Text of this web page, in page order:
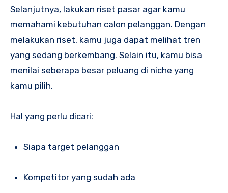
Selanjutnya, lakukan riset pasar agar kamu
memahami kebutuhan calon pelanggan. Dengan
melakukan riset, kamu juga dapat melihat tren
yang sedang berkembang. Selain itu, kamu bisa
menilai seberapa besar peluang di niche yang
kamu pilih.
Hal yang perlu dicari:
Siapa target pelanggan
Kompetitor yang sudah ada